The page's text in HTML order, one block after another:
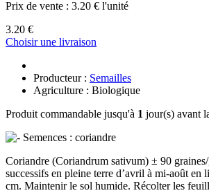
Prix de vente : 3.20 € l'unité
3.20 €
Choisir une livraison
Producteur : Semailles
Agriculture : Biologique
Produit commandable jusqu'à 1 jour(s) avant
Coriandre (Coriandrum sativum) ± 90
successifs en pleine terre d’avril à mi-août en
cm. Maintenir le sol humide. Récolter les